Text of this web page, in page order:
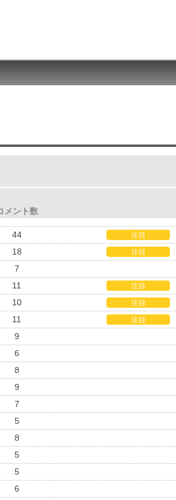
メント数
44 注目
18 注目
7
11 注目
10 注目
11 注目
9
6
8
9
7
5
8
5
5
6